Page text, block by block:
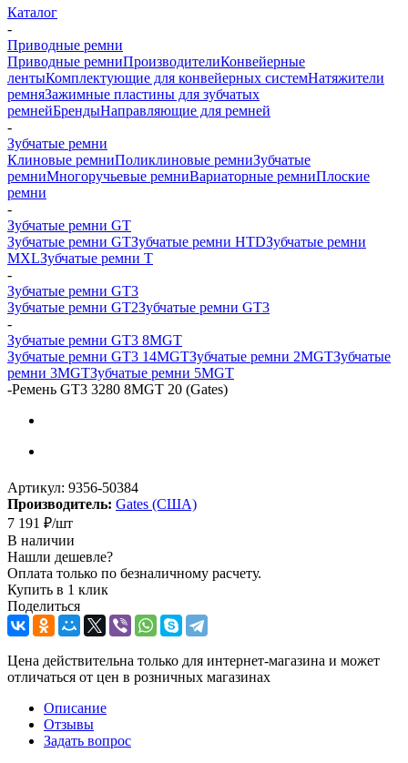
Каталог
-
Приводные ремни
Приводные ремниПроизводителиКонвейерные
лентыКомплектующие для конвейерных системНатяжители
ремняЗажимные пластины для зубчатых
ремнейБрендыНаправляющие для ремней
-
Зубчатые ремни
Клиновые ремниПоликлиновые ремниЗубчатые
ремниМногоручьевые ремниВариаторные ремниПлоские
ремни
-
Зубчатые ремни GT
Зубчатые ремни GTЗубчатые ремни HTDЗубчатые ремни
MXLЗубчатые ремни Т
-
Зубчатые ремни GT3
Зубчатые ремни GT2Зубчатые ремни GT3
-
Зубчатые ремни GT3 8MGT
Зубчатые ремни GT3 14MGTЗубчатые ремни 2MGTЗубчатые
ремни 3MGTЗубчатые ремни 5MGT
-Ремень GT3 3280 8MGT 20 (Gates)
Артикул: 9356-50384
Производитель: Gates (США)
7 191 ₽/шт
В наличии
Нашли дешевле?
Оплата только по безналичному расчету.
Купить в 1 клик
Поделиться
Цена действительна только для интернет-магазина и может
отличаться от цен в розничных магазинах
Описание
Отзывы
Задать вопрос